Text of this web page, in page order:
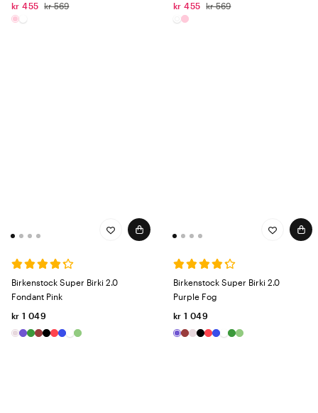
kr 455
kr 569
kr 455
kr 569
Birkenstock Super Birki 2.0
Fondant Pink
kr 1 049
Birkenstock Super Birki 2.0
Purple Fog
kr 1 049